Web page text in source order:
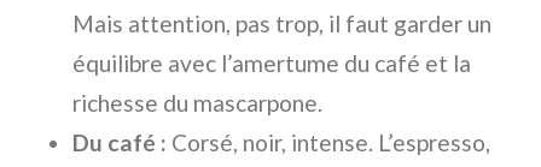
Mais attention, pas trop, il faut garder un
équilibre avec l’amertume du café et la
richesse du mascarpone.
Du café : Corsé, noir, intense. L’espresso,